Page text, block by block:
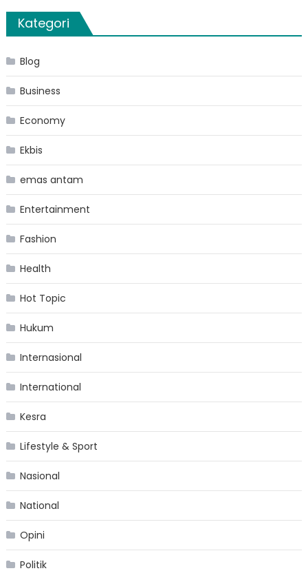
Kategori
Blog
Business
Economy
Ekbis
emas antam
Entertainment
Fashion
Health
Hot Topic
Hukum
Internasional
International
Kesra
Lifestyle & Sport
Nasional
National
Opini
Politik